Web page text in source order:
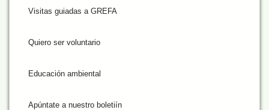
Visitas guiadas a GREFA
Quiero ser voluntario
Educación ambiental
Apúntate a nuestro boletiín